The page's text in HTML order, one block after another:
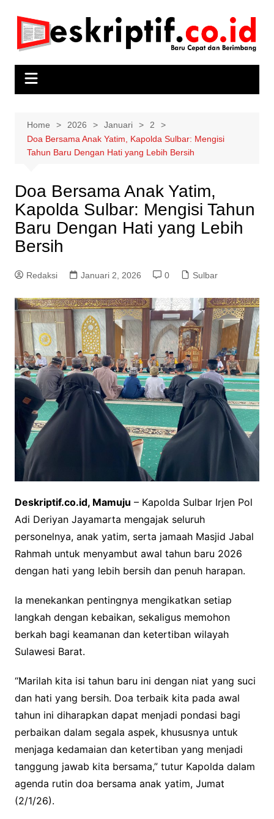
content
Home 2026 Januari
2
Doa Bersama Anak Yatim, Kapolda Sulbar: Mengisi
Tahun Baru Dengan Hati yang Lebih Bersih
Doa Bersama Anak Yatim,
Kapolda Sulbar: Mengisi Tahun
Baru Dengan Hati yang Lebih
Bersih
Redaksi Januari 2, 2026 0 Sulbar
Deskriptif.co.id, Mamuju – Kapolda Sulbar Irjen Pol
Adi Deriyan Jayamarta mengajak seluruh
personelnya, anak yatim, serta jamaah Masjid Jabal
Rahmah untuk menyambut awal tahun baru 2026
dengan hati yang lebih bersih dan penuh harapan.
Ia menekankan pentingnya mengikatkan setiap
langkah dengan kebaikan, sekaligus memohon
berkah bagi keamanan dan ketertiban wilayah
Sulawesi Barat.
“Marilah kita isi tahun baru ini dengan niat yang suci
dan hati yang bersih. Doa terbaik kita pada awal
tahun ini diharapkan dapat menjadi pondasi bagi
perbaikan dalam segala aspek, khususnya untuk
menjaga kedamaian dan ketertiban yang menjadi
tanggung jawab kita bersama,” tutur Kapolda dalam
agenda rutin doa bersama anak yatim, Jumat
(2/1/26).